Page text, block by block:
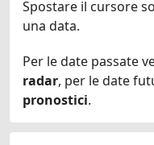
Spostare il cursore
una data.
Per le date passate
radar, per le date
pronostici.